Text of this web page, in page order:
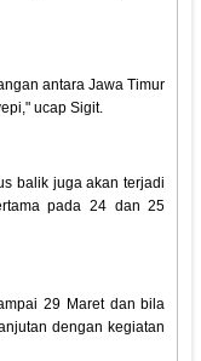
antara Jawa Timur
ucap Sigit.
balik juga akan terjadi
pada 24 dan 25
29 Maret dan bila
dengan kegiatan